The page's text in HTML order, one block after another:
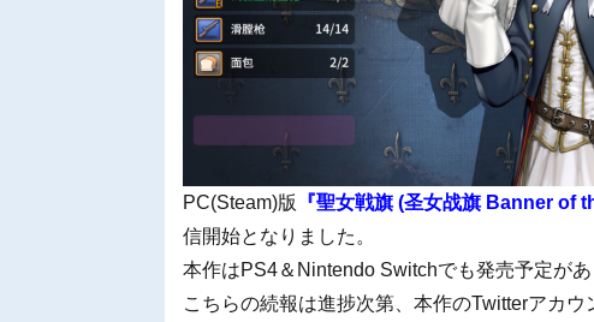
PC(Steam)版 『聖女戦旗 (圣女战旗 Banner of
信開始となりました。
本作はPS4＆Nintendo Switchでも発売予定が
こちらの続報は進捗次第、本作のTwitterアカウ